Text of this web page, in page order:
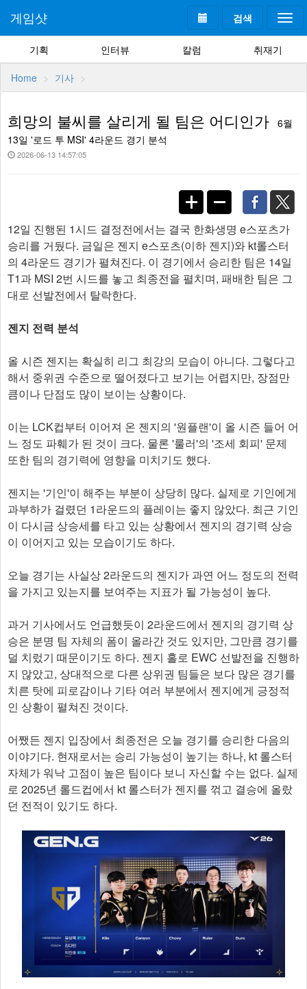
검색
게임샷
기획 인터뷰 칼럼 취재기
Home 기사
희망의 불씨를 살리게 될 팀은 어디인가 6월
13일 '로드 투 MSI' 4라운드 경기 분석
2026-06-13 14:57:05
12일 진행된 1시드 결정전에서는 결국 한화생명 e스포츠가
승리를 거뒀다. 금일은 젠지 e스포츠(이하 젠지)와 kt롤스터
의 4라운드 경기가 펼쳐진다. 이 경기에서 승리한 팀은 14일
T1과 MSI 2번 시드를 놓고 최종전을 펼치며, 패배한 팀은 그
대로 선발전에서 탈락한다.
젠지 전력 분석
올 시즌 젠지는 확실히 리그 최강의 모습이 아니다. 그렇다고
해서 중위권 수준으로 떨어졌다고 보기는 어렵지만, 장점만
큼이나 단점도 많이 보이는 상황이다.
이는 LCK컵부터 이어져 온 젠지의 '원플랜'이 올 시즌 들어 어
느 정도 파훼가 된 것이 크다. 물론 '룰러'의 '조세 회피' 문제
또한 팀의 경기력에 영향을 미치기도 했다.
젠지는 '기인'이 해주는 부분이 상당히 많다. 실제로 기인에게
과부하가 걸렸던 1라운드의 플레이는 좋지 않았다. 최근 기인
이 다시금 상승세를 타고 있는 상황에서 젠지의 경기력 상승
이 이어지고 있는 모습이기도 하다.
오늘 경기는 사실상 2라운드의 젠지가 과연 어느 정도의 전력
을 가지고 있는지를 보여주는 지표가 될 가능성이 높다.
과거 기사에서도 언급했듯이 2라운드에서 젠지의 경기력 상
승은 분명 팀 자체의 폼이 올라간 것도 있지만, 그만큼 경기를
덜 치렀기 때문이기도 하다. 젠지 홀로 EWC 선발전을 진행하
지 않았고, 상대적으로 다른 상위권 팀들은 보다 많은 경기를
치른 탓에 피로감이나 기타 여러 부분에서 젠지에게 긍정적
인 상황이 펼쳐진 것이다.
어쨌든 젠지 입장에서 최종전은 오늘 경기를 승리한 다음의
이야기다. 현재로서는 승리 가능성이 높기는 하나, kt 롤스터
자체가 워낙 고점이 높은 팀이다 보니 자신할 수는 없다. 실제
로 2025년 롤드컵에서 kt 롤스터가 젠지를 꺾고 결승에 올랐
던 전적이 있기도 하다.